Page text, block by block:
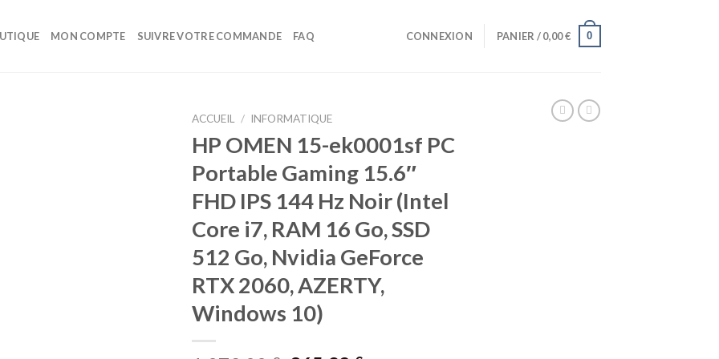
MON COMPTE SUIVRE VOTRE COMMANDE FAQ CONNEXION PANIER /0,00€ 0
ACCUEIL / INFORMATIQUE
HP OMEN 15-ek0001sf PC
Portable Gaming 15.6″
FHD IPS 144 Hz Noir (Intel
Core i7, RAM 16 Go, SSD
512 Go, Nvidia GeForce
RTX 2060, AZERTY,
Windows 10)